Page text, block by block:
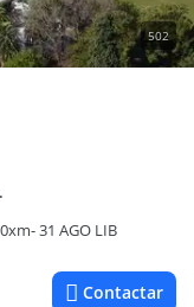
502
31 AGO LIB
Contactar